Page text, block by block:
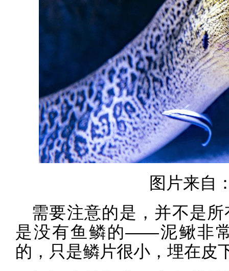
图片来自
需要注意的是，并不是
是没有鱼鳞的——泥鳅非
的，只是鳞片很小，埋在皮